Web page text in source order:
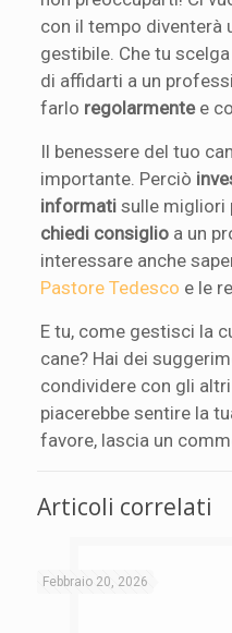
con il tempo diventerà
gestibile. Che tu
di affidarti a un
farlo regolarmentee
Il benessere del tuo
importante. Perciò
informati sulle migliori
chiedi consiglio a un
interessare anche
Pastore Tedesco e le
E tu, come gestisci la
cane? Hai dei
condividere con gli
piacerebbe sentire la
favore, lascia un
Articoli correlati
Febbraio 20, 2026